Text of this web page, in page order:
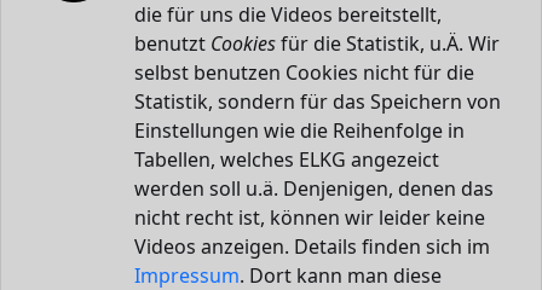
die für uns die Videos bereitstellt,
benutzt Cookiesfür die Statistik, u.Ä. Wir
selbst benutzen Cookies nicht für die
Statistik, sondern für das Speichern von
Einstellungen wie die Reihenfolge in
Tabellen, welches ELKG angezeict
werden soll u.ä. Denjenigen, denen das
nicht recht ist, können wir leider keine
Videos anzeigen. Details finden sich im
Impressum. Dort kann man diese